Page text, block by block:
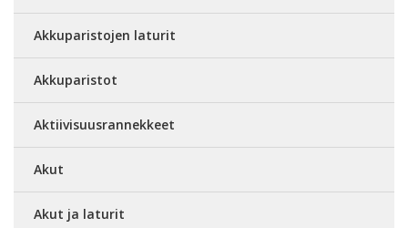
Akkuparistojen laturit
Akkuparistot
Aktiivisuusrannekkeet
Akut
Akut ja laturit